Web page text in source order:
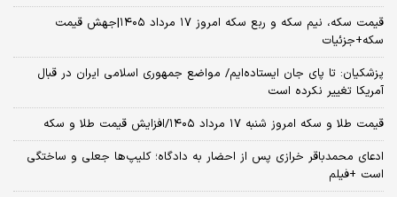
قیمت سکه، نیم سکه و ربع سکه امروز ۱۷ مرداد ۱۴۰۵|جهش قیمت
سکه+جزئیات
پزشکیان: تا پای جان ایستاده‌ایم/ مواضع جمهوری اسلامی ایران در قبال
آمریکا تغییر نکرده است
قیمت طلا و سکه امروز شنبه ۱۷ مرداد ۱۴۰۵/افزایش قیمت طلا و سکه
ادعای محمدباقر خرازی پس از احضار به دادگاه؛ کلیپ‌ها جعلی و ساختگی
است +فیلم